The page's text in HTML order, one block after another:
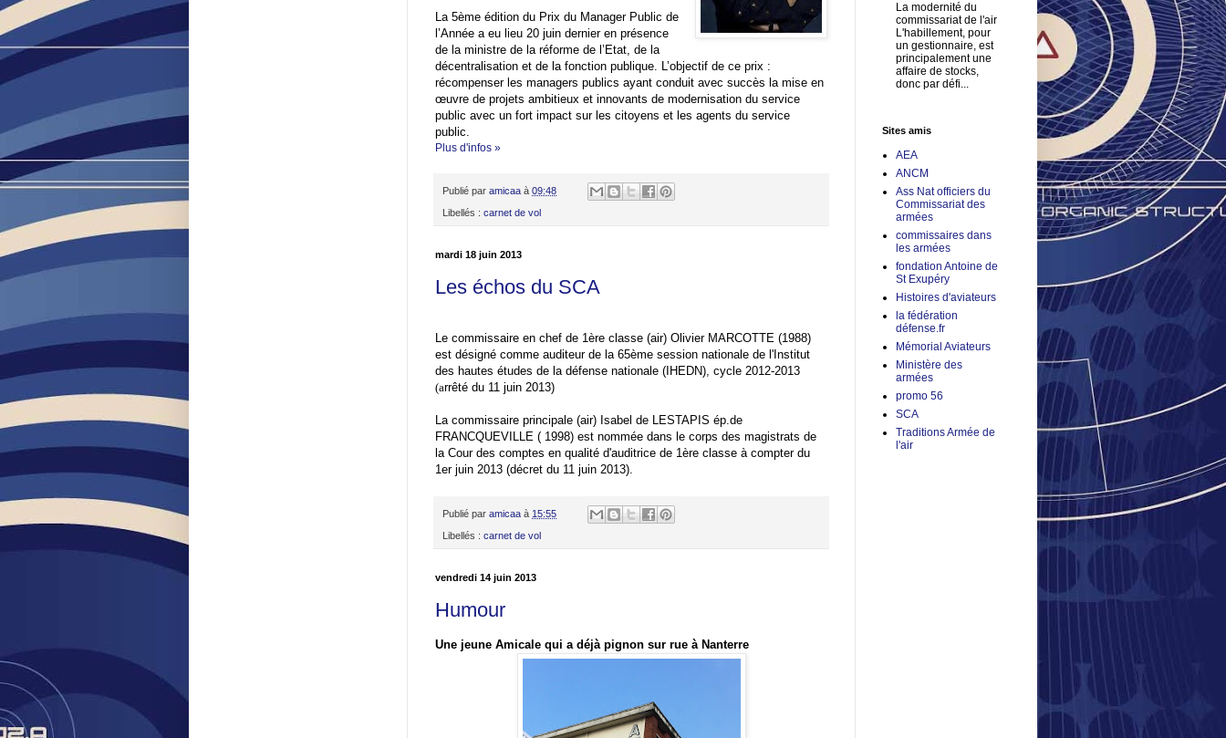
La 5ème édition du Prix du Manager Public de
l’Année a eu lieu 20 juin dernier en présence
de la ministre de la réforme de l’Etat, de la
décentralisation et de la fonction publique. L’objectif de ce prix :
récompenser les managers publics ayant conduit avec succès la mise en
œuvre de projets ambitieux et innovants de modernisation du service
public avec un fort impact sur les citoyens et les agents du service
public.
Plus d'infos »
Publié par amicaa à 09:48
Libellés : carnet de vol
mardi 18 juin 2013
Les échos du SCA
Le commissaire en chef de 1ère classe (air) Olivier MARCOTTE (1988)
est désigné comme auditeur de la 65ème session nationale de l'Institut
des hautes études de la défense nationale (IHEDN), cycle 2012-2013
(arrêté du 11 juin 2013)
La commissaire principale (air) Isabel de LESTAPIS ép.de
FRANCQUEVILLE ( 1998) est nommée dans le corps des magistrats de
la Cour des comptes en qualité d'auditrice de 1ère classe à compter du
1er juin 2013 (décret du 11 juin 2013).
Publié par amicaa à 15:55
Libellés : carnet de vol
vendredi 14 juin 2013
Humour
Une jeune Amicale qui a déjà pignon sur rue à Nanterre
La modernité du
commissariat de l'air
L'habillement, pour
un gestionnaire, est
principalement une
affaire de stocks,
donc par défi...
Sites amis
AEA
ANCM
Ass Nat officiers du
Commissariat des
armées
commissaires dans
les armées
fondation Antoine de
St Exupéry
Histoires d'aviateurs
la fédération
défense.fr
Mémorial Aviateurs
Ministère des
armées
promo 56
SCA
Traditions Armée de
l'air